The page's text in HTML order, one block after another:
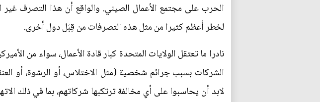
الحرب على مجتمع الأعمال الصيني. والواقع أن هذا التصرف غير
لخطر أعظم كثيرا من مثل هذه التصرفات من قِبَل دول أخرى.
نادرا ما تعتقل الولايات المتحدة كبار قادة الأعمال، سواء من
الشركات بسبب جرائم شخصية (مثل الاختلاس، أو الرشوة، أو
لابد أن يحاسبوا على أي مخالفة ترتكبها شركاتهم، بما في ذلك